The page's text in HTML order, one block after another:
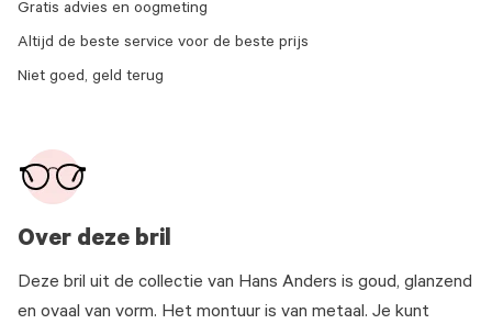
Over deze bril
Deze bril uit de collectie van Hans Anders is goud, glanzend
en ovaal van vorm. Het montuur is van metaal. Je kunt
Gratis advies en oogmeting
Altijd de beste service voor de beste prijs
Niet goed, geld terug